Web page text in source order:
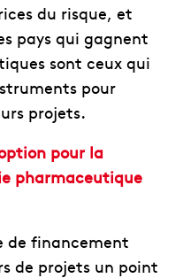
du risque, et
pays qui gagnent
sont ceux qui
pour
projets.
pour la
pharmaceutique
de financement
de projets un point